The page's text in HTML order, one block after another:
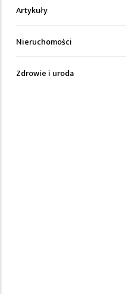
Artykuły
Nieruchomości
Zdrowie i uroda